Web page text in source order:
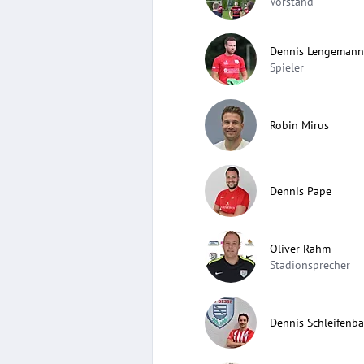
Dennis Lengemann
Spieler
Robin Mirus
Dennis Pape
Oliver Rahm
Stadionsprecher
Dennis